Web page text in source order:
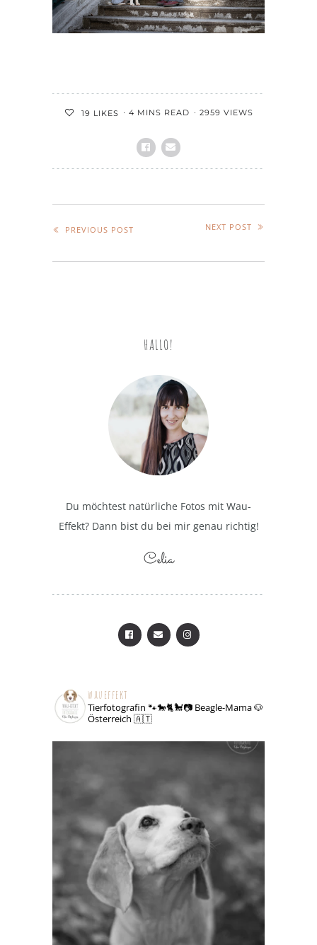
19 LIKES 4 MINS READ 2959 VIEWS
PREVIOUS POST NEXT POST
HALLO!
Du möchtest natürliche Fotos mit Wau-
Effekt? Dann bist du bei mir genau richtig!
Celia
waueffekt
Tierfotografin 🐾🐎🐈🐩📷 Beagle-Mama 🐶
Österreich 🇦🇹